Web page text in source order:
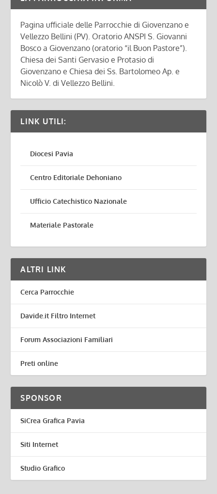
Pagina ufficiale delle Parrocchie di Giovenzano e
Vellezzo Bellini (PV). Oratorio ANSPI S. Giovanni
Bosco a Giovenzano (oratorio “il Buon Pastore”).
Chiesa dei Santi Gervasio e Protasio di
Giovenzano e Chiesa dei Ss. Bartolomeo Ap. e
Nicolò V. di Vellezzo Bellini.
LINK UTILI:
Diocesi Pavia
Centro Editoriale Dehoniano
Ufficio Catechistico Nazionale
Materiale Pastorale
ALTRI LINK
Cerca Parrocchie
Davide.it Filtro Internet
Forum Associazioni Familiari
Preti online
SPONSOR
SiCrea Grafica Pavia
Siti Internet
Studio Grafico